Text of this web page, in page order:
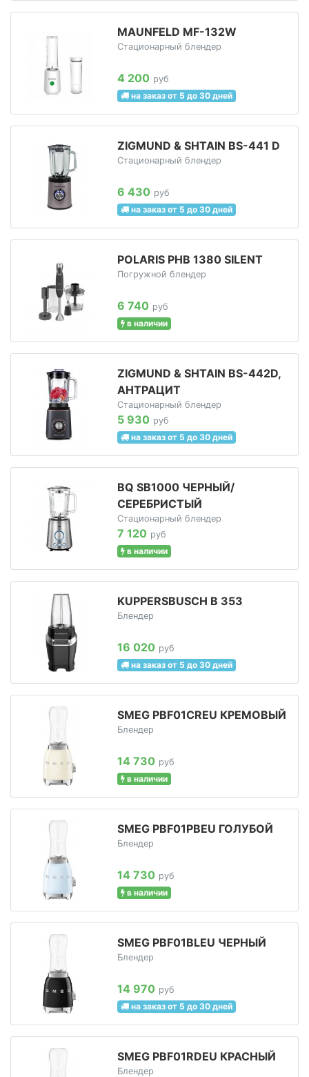
MAUNFELD MF-132W
Стационарный блендер
4 200 руб
на заказ от 5 до 30 дней
ZIGMUND & SHTAIN BS-441 D
Стационарный блендер
6 430 руб
на заказ от 5 до 30 дней
POLARIS PHB 1380 SILENT
Погружной блендер
6 740 руб
в наличии
ZIGMUND & SHTAIN BS-442D,
АНТРАЦИТ
Стационарный блендер
5 930 руб
на заказ от 5 до 30 дней
BQ SB1000 ЧЕРНЫЙ/
СЕРЕБРИСТЫЙ
Стационарный блендер
7 120 руб
в наличии
KUPPERSBUSCH B 353
Блендер
16 020 руб
на заказ от 5 до 30 дней
SMEG PBF01CREU КРЕМОВЫЙ
Блендер
14 730 руб
в наличии
SMEG PBF01PBEU ГОЛУБОЙ
Блендер
14 730 руб
в наличии
SMEG PBF01BLEU ЧЕРНЫЙ
Блендер
14 970 руб
на заказ от 5 до 30 дней
SMEG PBF01RDEU КРАСНЫЙ
Блендер